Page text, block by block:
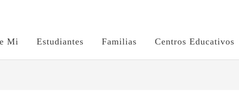
Mi Estudiantes Familias Centros Educativos